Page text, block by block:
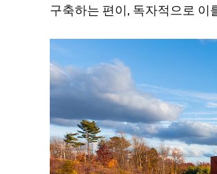
구축하는 편이, 독자적으로 이